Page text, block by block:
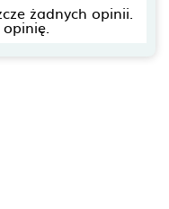
żadnych opinii.